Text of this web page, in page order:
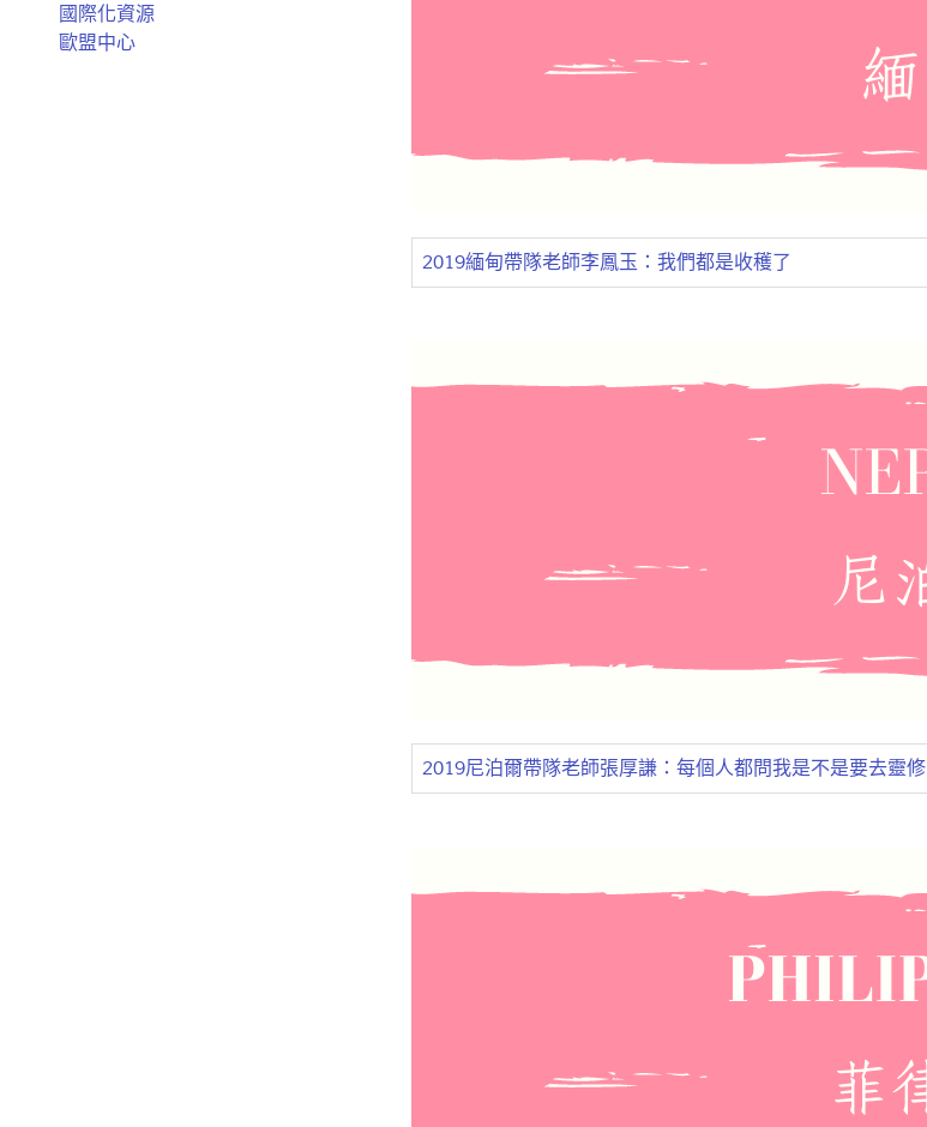
國際化資源
歐盟中心
2019緬甸帶隊老師李鳳玉：我們都是收穫了
2019尼泊爾帶隊老師張厚謙：每個人都問我是不是要去靈修